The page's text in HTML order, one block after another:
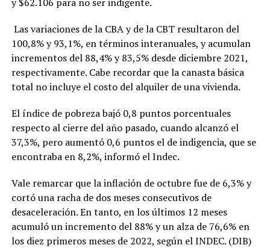
Las variaciones de la CBA y de la CBT resultaron del
100,8% y 93,1%, en términos interanuales, y acumulan
incrementos del 88,4% y 83,5% desde diciembre 2021,
respectivamente. Cabe recordar que la canasta básica
total no incluye el costo del alquiler de una vivienda.
El índice de pobreza bajó 0,8 puntos porcentuales
respecto al cierre del año pasado, cuando alcanzó el
37,3%, pero aumentó 0,6 puntos el de indigencia, que se
encontraba en 8,2%, informó el Indec.
Vale remarcar que la inflación de octubre fue de 6,3% y
cortó una racha de dos meses consecutivos de
desaceleración. En tanto, en los últimos 12 meses
acumuló un incremento del 88% y un alza de 76,6% en
los diez primeros meses de 2022, según el INDEC. (DIB)